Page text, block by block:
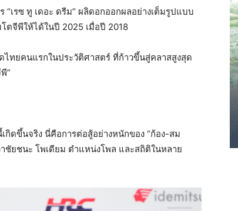
“เรซ ทู เดอะ ดรีม” ผลิดอกออกผลอย่างเต็มรูปแบบ
ตจีพีให้ได้ในปี 2025 เมื่อปี 2018
ไทยคนแรกในประวัติศาสตร์ ที่ก้าวขึ้นสู่คลาสสูงสุด
”
กิดขึ้นจริง นี่คือการต่อสู้อย่างหนักของ “ก้อง-สม
ชัยชนะ โพเดียม ตำแหน่งโพล และสถิติในหลาย